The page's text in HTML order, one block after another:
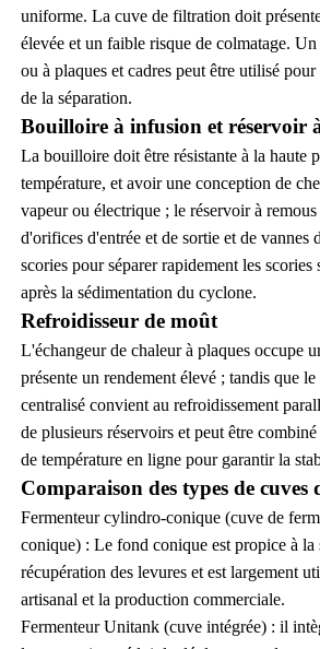
uniforme. La cuve de filtration doit
élevée et un faible risque de colmatage.
ou à plaques et cadres peut être utilisé
de la séparation.
Bouilloire à infusion et réservoir
La bouilloire doit être résistante à la haute
température, et avoir une conception de
vapeur ou électrique ; le réservoir à
d'orifices d'entrée et de sortie et de vannes
scories pour séparer rapidement les scories
après la sédimentation du cyclone.
Refroidisseur de moût
L'échangeur de chaleur à plaques occupe
présente un rendement élevé ; tandis que
centralisé convient au refroidissement
de plusieurs réservoirs et peut être
de température en ligne pour garantir la
Comparaison des types de cuves
Fermenteur cylindro-conique (cuve de
conique) : Le fond conique est propice à la
récupération des levures et est largement
artisanal et la production commerciale.
Fermenteur Unitank (cuve intégrée) : il